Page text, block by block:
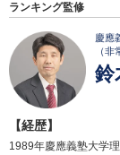
ランキング監修
慶應
（非
鈴
【経歴】
1989年慶應義塾大学